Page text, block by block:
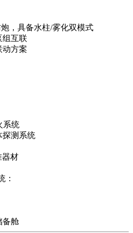
炮，具备水柱/雾化双模式
组互联
动方案
系统
探测系统
器材
：
备舱